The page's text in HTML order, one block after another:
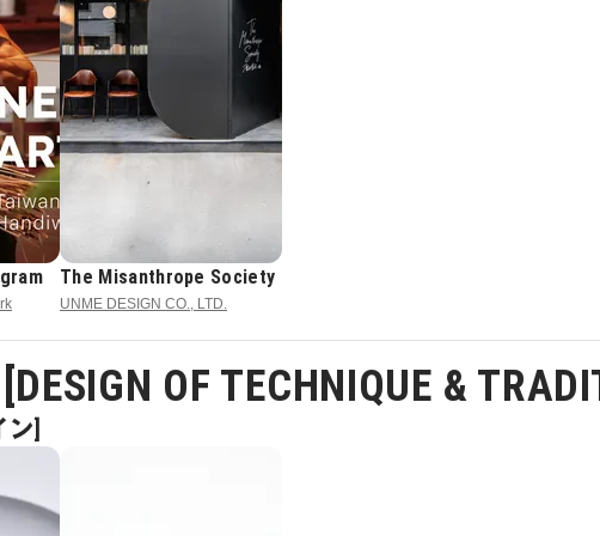
The Misanthrope Society
UNME DESIGN CO., LTD.
OF TECHNIQUE &
ン]